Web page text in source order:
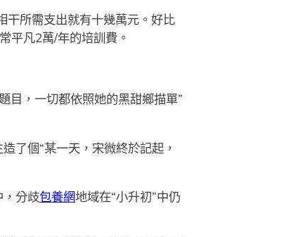
干所需支出就有十幾萬元。好比
平凡2萬/年的培訓費。
目，一切都依照她的黑甜鄉描單”
了個“某一天，宋微終於記起，
，分歧包養網地域在“小升初”中仍